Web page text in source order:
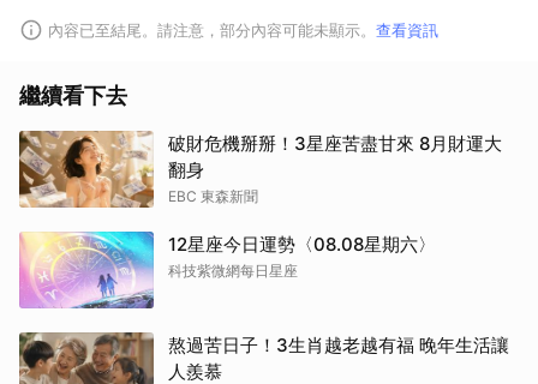
內容已至結尾。請注意，部分內容可能未顯示。 查看資訊
繼續看下去
破財危機掰掰！3星座苦盡甘來 8月財運大
翻身
EBC 東森新聞
12星座今日運勢〈08.08星期六〉
科技紫微網每日星座
熬過苦日子！3生肖越老越有福 晚年生活讓
人羨慕